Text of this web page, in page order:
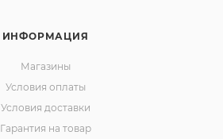
ИНФОРМАЦИЯ
Магазины
Условия оплаты
Условия доставки
Гарантия на товар